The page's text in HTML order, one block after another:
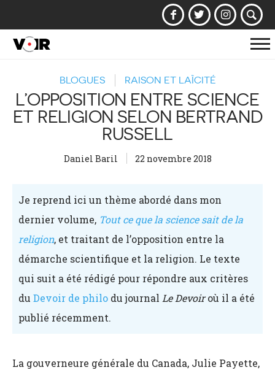
BLOGUES RAISON ET LAÏCITÉ
L’OPPOSITION ENTRE SCIENCE
ET RELIGION SELON BERTRAND
RUSSELL
Daniel Baril 22 novembre 2018
Je reprend ici un thème abordé dans mon
dernier volume, Tout ce que la science sait de la
religion, et traitant de l’opposition entre la
démarche scientifique et la religion. Le texte
qui suit a été rédigé pour répondre aux critères
du Devoir de philo du journal Le Devoiroù il a été
publié récemment.
La gouverneure générale du Canada, Julie Payette,